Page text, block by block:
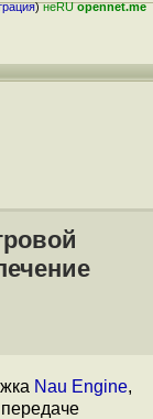
)неRUopennet.me
Nau Engine,